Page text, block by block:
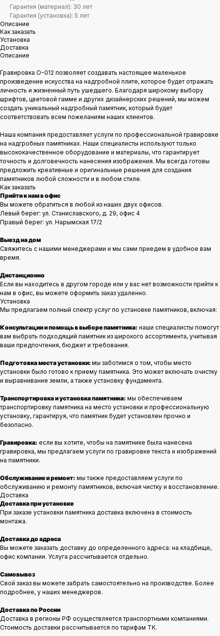
Гарантия (материал): 30 лет
Гарантия (установка): 5 лет
Описание
Как заказать
Установка
Доставка
Описание
Гравировка O-012 позволяет создавать настоящее маленькое
произведение искусства на надгробной плите, которое будет отражать
личность и жизненный путь ушедшего. Благодаря широкому выбору
шрифтов, цветовой гамме и других дизайнерских решений, мы можем
создать уникальный надгробный памятник, который будет
соответствовать всем пожеланиям наших клиентов.
Наша компания предоставляет услуги по профессиональной гравировке
на надгробных памятниках. Наши специалисты используют только
высококачественное оборудование и материалы, что гарантирует
точность и долговечность нанесения изображения. Мы всегда готовы
предложить креативные и оригинальные решения для создания
памятников любой сложности и в любом стиле.
Как заказать
Прийти к нам в офис
Вы можете обратиться в любой из наших двух офисов.
Левый берег: ул. Станиславского, д. 29, офис 4
Правый берег: ул. Нарымская 17/2
Выезд на дом
Свяжитесь с нашими менеджерами и мы сами приедем в удобное вам
время.
Дистанционно
Если вы находитесь в другом городе или у вас нет возможности прийти к
нам в офис, вы можете оформить заказ удаленно.
Установка
Мы предлагаем полный спектр услуг по установке памятников, включая:
Консультации и помощь в выборе памятника: наши специалисты помогут
вам выбрать подходящий памятник из широкого ассортимента, учитывая
ваши предпочтения, бюджет и требования.
Подготовка места установки: мы заботимся о том, чтобы место
установки было готово к приему памятника. Это может включать очистку
и выравнивание земли, а также установку фундамента.
Транспортировка и установка памятника: мы обеспечиваем
транспортировку памятника на место установки и профессиональную
установку, гарантируя, что памятник будет установлен прочно и
безопасно.
Гравировка: если вы хотите, чтобы на памятнике была нанесена
гравировка, мы предлагаем услуги по гравировке текста и изображений
на памятники.
Обслуживание и ремонт: мы также предоставляем услуги по
обслуживанию и ремонту памятников, включая чистку и восстановление.
Доставка
Доставка при установке
При заказе установки памятника доставка включена в стоимость
монтажа.
Доставка до адреса
Вы можете заказать доставку до определенного адреса: на кладбище,
офис компании. Услуга рассчитывается отдельно.
Самовывоз
Свой заказ вы можете забрать самостоятельно на производстве. Более
подробнее, у наших менеджеров.
Доставка по России
Доставка в регионы РФ осуществляется транспортными компаниями.
Стоимость доставки рассчитывается по тарифам ТК.